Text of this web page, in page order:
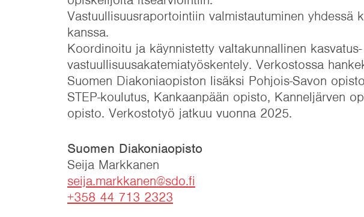
Vastuullisuusraportointiin valmistautuminen yhdessä
kanssa.
Koordinoitu ja käynnistetty valtakunnallinen
vastuullisuusakatemiatyöskentely. Verkostossa
Suomen Diakoniaopiston lisäksi Pohjois-Savon
STEP-koulutus, Kankaanpään opisto, Kanneljärven
opisto. Verkostotyö jatkuu vuonna 2025.
Suomen Diakoniaopisto
Seija Markkanen
seija.markkanen@sdo.fi
+358 44 713 2323